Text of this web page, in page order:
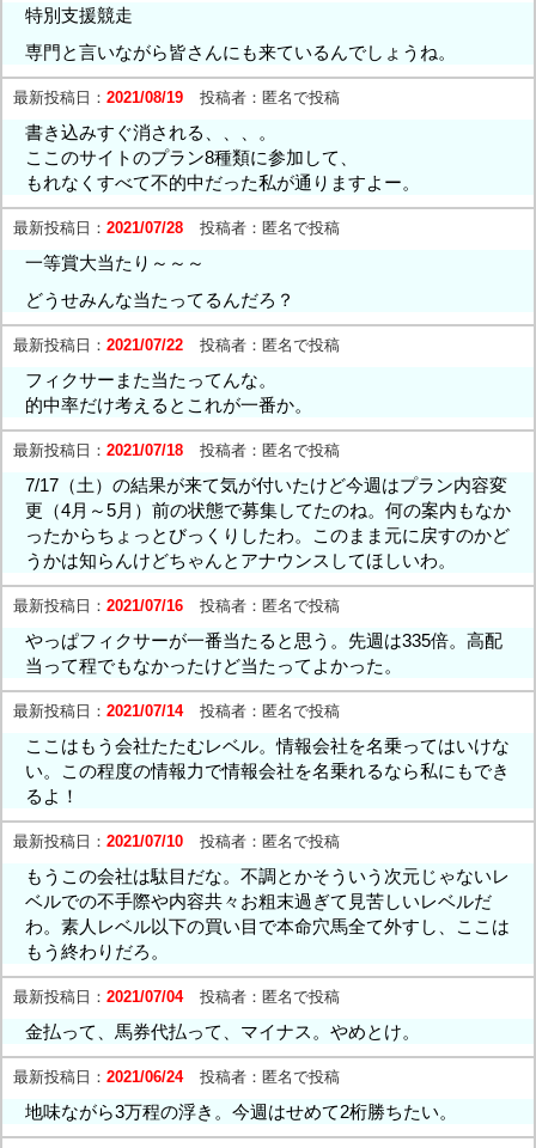
特別支援競走
専門と言いながら皆さんにも来ているんでしょうね。
最新投稿日： 2021/08/19 投稿者： 匿名で投稿
書き込みすぐ消される、、、。
ここのサイトのプラン8種類に参加して、
もれなくすべて不的中だった私が通りますよー。
最新投稿日： 2021/07/28 投稿者： 匿名で投稿
一等賞大当たり～～～
どうせみんな当たってるんだろ？
最新投稿日： 2021/07/22 投稿者： 匿名で投稿
フィクサーまた当たってんな。
的中率だけ考えるとこれが一番か。
最新投稿日： 2021/07/18 投稿者： 匿名で投稿
7/17（土）の結果が来て気が付いたけど今週はプラン内容変
更（4月～5月）前の状態で募集してたのね。何の案内もなか
ったからちょっとびっくりしたわ。このまま元に戻すのかど
うかは知らんけどちゃんとアナウンスしてほしいわ。
最新投稿日： 2021/07/16 投稿者： 匿名で投稿
やっぱフィクサーが一番当たると思う。先週は335倍。高配
当って程でもなかったけど当たってよかった。
最新投稿日： 2021/07/14 投稿者： 匿名で投稿
ここはもう会社たたむレベル。情報会社を名乗ってはいけな
い。この程度の情報力で情報会社を名乗れるなら私にもでき
るよ！
最新投稿日： 2021/07/10 投稿者： 匿名で投稿
もうこの会社は駄目だな。不調とかそういう次元じゃないレ
ベルでの不手際や内容共々お粗末過ぎて見苦しいレベルだ
わ。素人レベル以下の買い目で本命穴馬全て外すし、ここは
もう終わりだろ。
最新投稿日： 2021/07/04 投稿者： 匿名で投稿
金払って、馬券代払って、マイナス。やめとけ。
最新投稿日： 2021/06/24 投稿者： 匿名で投稿
地味ながら3万程の浮き。今週はせめて2桁勝ちたい。